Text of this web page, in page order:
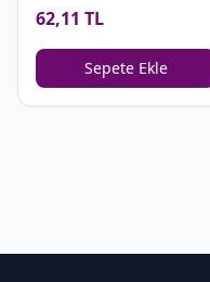
62,11 TL
Sepete Ekle